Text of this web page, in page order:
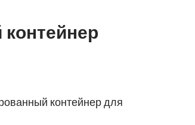
контейнер для